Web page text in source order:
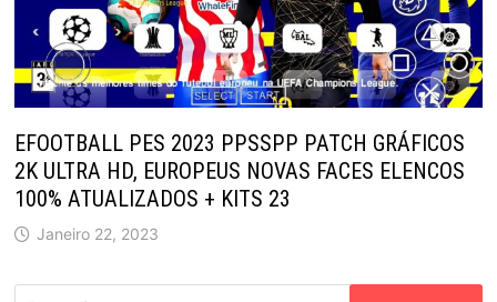
EFOOTBALL PES 2023 PPSSPP PATCH GRÁFICOS
2K ULTRA HD, EUROPEUS NOVAS FACES ELENCOS
100% ATUALIZADOS + KITS 23
Janeiro 22, 2023